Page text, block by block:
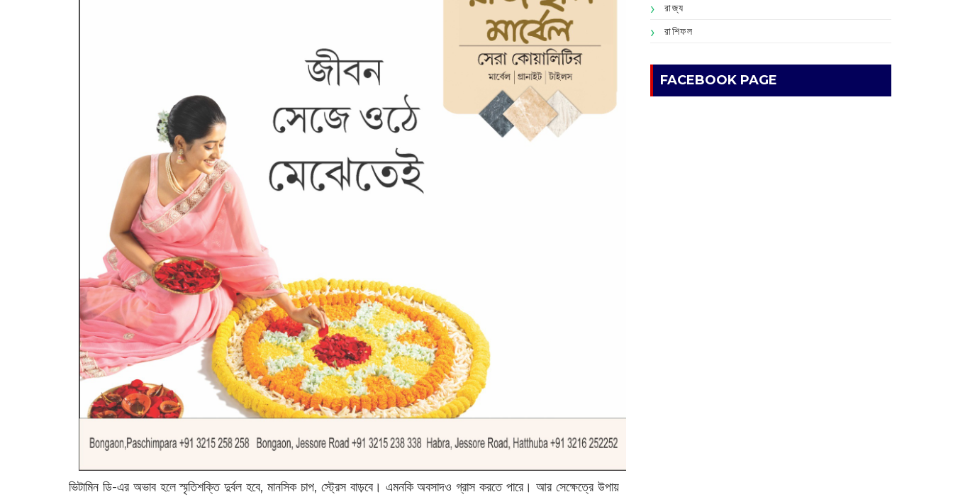
ভিটামিন ডি-এর অভাব হলে স্মৃতিশক্তি দুর্বল হবে, মানসিক চাপ, স্ট্রেস বাড়বে। এমনকি অবসাদও গ্রাস করতে পারে। আর সেক্ষেত্রে উপায়
রাজ্য
রাশিফল
FACEBOOK PAGE